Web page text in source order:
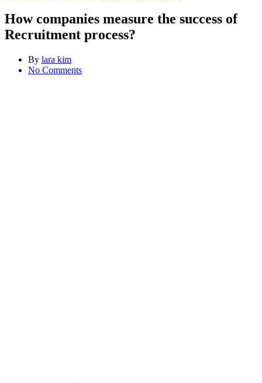
How companies measure the success of
Recruitment process?
By lara kim
No Comments